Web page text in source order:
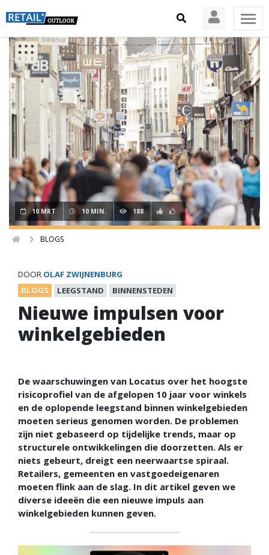
10 MRT 10 MIN. 188
BLOGS
DOOR OLAF ZWIJNENBURG
BLOGS
LEEGSTAND BINNENSTEDEN
Nieuwe impulsen voor
winkelgebieden
De waarschuwingen van Locatus over het hoogste
risicoprofiel van de afgelopen 10 jaar voor winkels
en de oplopende leegstand binnen winkelgebieden
moeten serieus genomen worden. De problemen
zijn niet gebaseerd op tijdelijke trends, maar op
structurele ontwikkelingen die doorzetten. Als er
niets gebeurt, dreigt een neerwaartse spiraal.
Retailers, gemeenten en vastgoedeigenaren
moeten flink aan de slag. In dit artikel geven we
diverse ideeën die een nieuwe impuls aan
winkelgebieden kunnen geven.